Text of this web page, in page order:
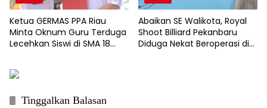
Ketua GERMAS PPA Riau
Minta Oknum Guru Terduga
Lecehkan Siswi di SMA 18
Abaikan SE Walikota, Royal
Shoot Billiard Pekanbaru
Diduga Nekat Beroperasi di
Tinggalkan Balasan